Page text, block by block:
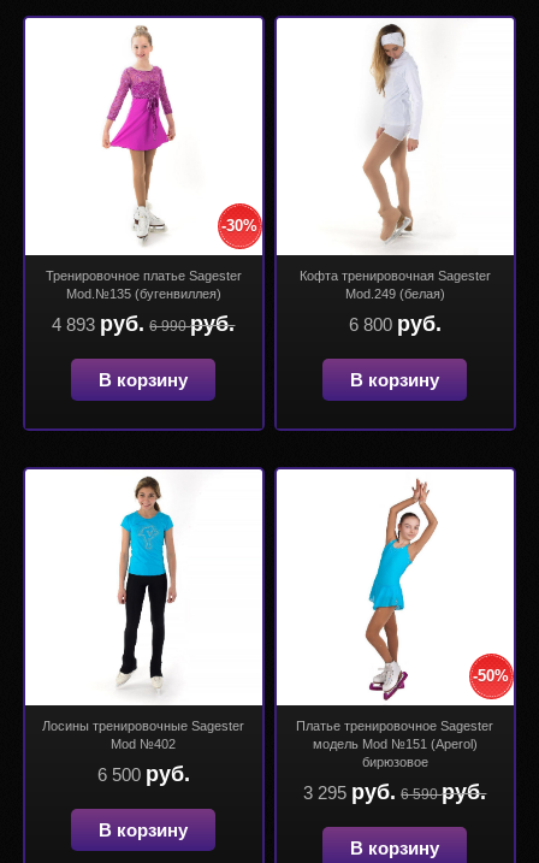
-30%
Тренировочное платье Sagester
Mod.№135 (бугенвиллея)
4 893 руб. 6 990руб.
В корзину
Кофта тренировочная Sagester
Mod.249 (белая)
6 800 руб.
В корзину
Лосины тренировочные Sagester
Mod №402
6 500 руб.
В корзину
-50%
Платье тренировочное Sagester
модель Mod №151 (Aperol)
бирюзовое
3 295 руб. 6 590руб.
В корзину